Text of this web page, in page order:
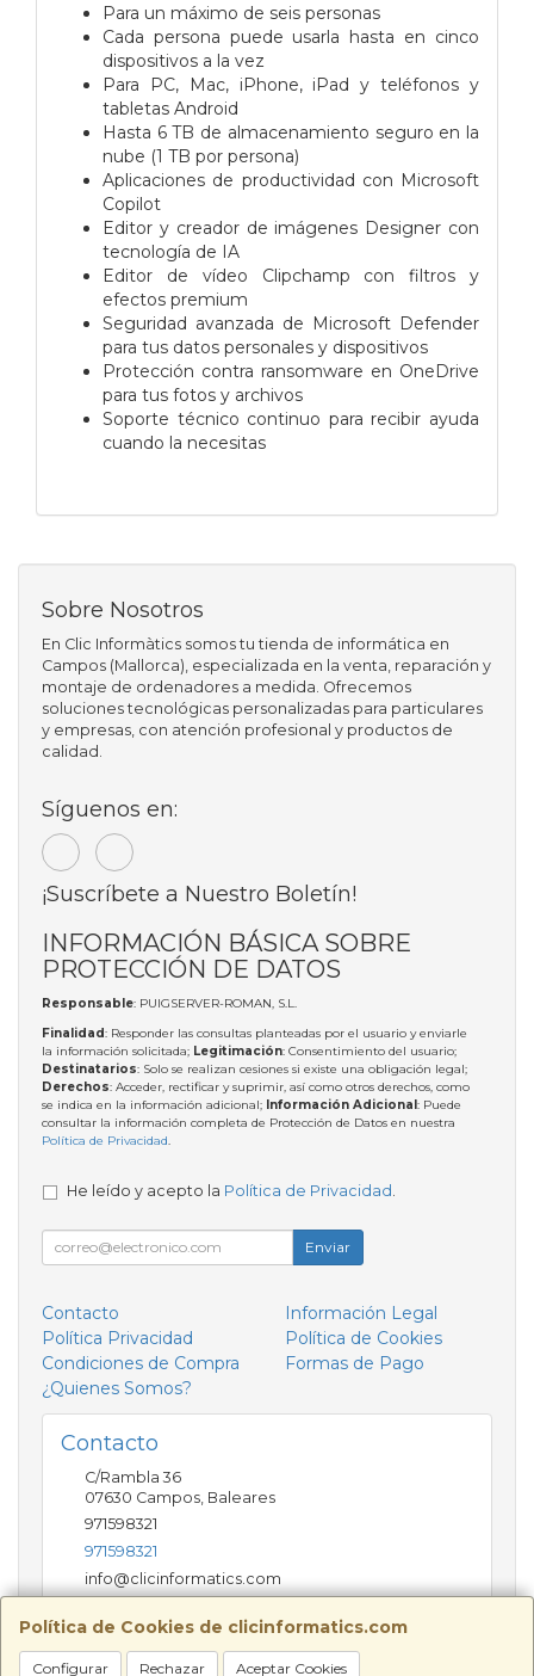
Para un máximo de seis personas
Cada persona puede usarla hasta en cinco
dispositivos a la vez
Para PC, Mac, iPhone, iPad y teléfonos y
tabletas Android
Hasta 6 TB de almacenamiento seguro en la
nube (1 TB por persona)
Aplicaciones de productividad con Microsoft
Copilot
Editor y creador de imágenes Designer con
tecnología de IA
Editor de vídeo Clipchamp con filtros y
efectos premium
Seguridad avanzada de Microsoft Defender
para tus datos personales y dispositivos
Protección contra ransomware en OneDrive
para tus fotos y archivos
Soporte técnico continuo para recibir ayuda
cuando la necesitas
Política de Cookies de clicinformatics.com
Configurar Rechazar Aceptar Cookies
Sobre Nosotros
En Clic Informàtics somos tu tienda de informática en
Campos (Mallorca), especializada en la venta, reparación y
montaje de ordenadores a medida. Ofrecemos
soluciones tecnológicas personalizadas para particulares
y empresas, con atención profesional y productos de
calidad.
Síguenos en:
¡Suscríbete a Nuestro Boletín!
INFORMACIÓN BÁSICA SOBRE
PROTECCIÓN DE DATOS
Responsable: PUIGSERVER-ROMAN, S.L.
Finalidad: Responder las consultas planteadas por el usuario y enviarle
la información solicitada; Legitimación: Consentimiento del usuario;
Destinatarios: Solo se realizan cesiones si existe una obligación legal;
Derechos: Acceder, rectificar y suprimir, así como otros derechos, como
se indica en la información adicional; Información Adicional: Puede
consultar la información completa de Protección de Datos en nuestra
Política de Privacidad.
He leído y acepto la Política de Privacidad
Enviar
Contacto
Información Legal
Política Privacidad
Política de Cookies
Condiciones de Compra
Formas de Pago
¿Quienes Somos?
Contacto
C/Rambla 36
07630 Campos Baleares
971598321
971598321
info@clicinformatics.com
Horario